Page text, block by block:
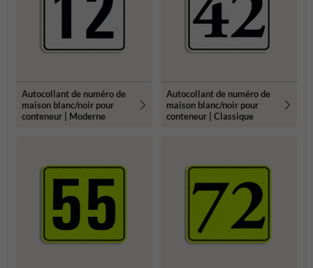
Autocollant de numéro de
maison blanc/noir pour
conteneur | Moderne
Autocollant de numéro de
maison blanc/noir pour
conteneur | Classique